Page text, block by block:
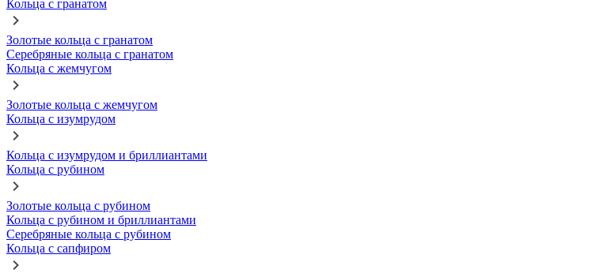
Кольца с гранатом
Золотые кольца с гранатом
Серебряные кольца с гранатом
Кольца с жемчугом
Золотые кольца с жемчугом
Кольца с изумрудом
Кольца с изумрудом и бриллиантами
Кольца с рубином
Золотые кольца с рубином
Кольца с рубином и бриллиантами
Серебряные кольца с рубином
Кольца с сапфиром